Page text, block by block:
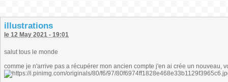
illustrations
le 12 May 2021 - 19:01
salut tous le monde
comme je n'arrive pas a récupérer mon ancien compte j'en ai crée un nouveau,